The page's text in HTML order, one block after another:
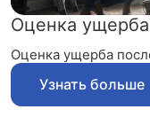
Оценка
Оценка ущерба
Узнать больше